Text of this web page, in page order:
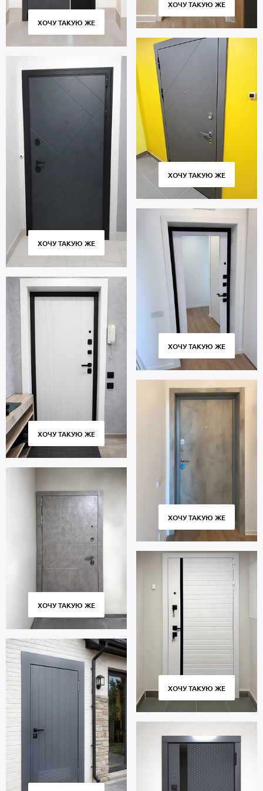
монтаж. Гарантийный период 5 лет.
ХОЧУ ТАКУЮ ЖЕ
ХОЧУ ТАКУЮ ЖЕ
ХОЧУ ТАКУЮ ЖЕ
ХОЧУ ТАКУЮ ЖЕ
ХОЧУ ТАКУЮ ЖЕ
ХОЧУ ТАКУЮ ЖЕ
ХОЧУ ТАКУЮ ЖЕ
ХОЧУ ТАКУЮ ЖЕ
ХОЧУ ТАКУЮ ЖЕ